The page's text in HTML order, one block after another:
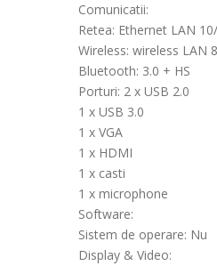
Comunicatii:
Retea: Ethernet LAN
Wireless: wireless LAN
Bluetooth: 3.0 + HS
Porturi: 2 x USB 2.0
1 x USB 3.0
1 x VGA
1 x HDMI
1 x casti
1 x microphone
Software:
Sistem de operare: Nu
Display & Video: